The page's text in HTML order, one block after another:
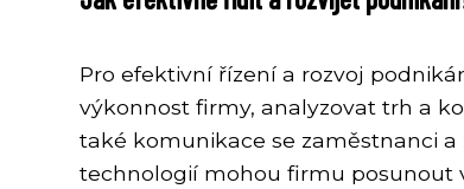
Pro efektivní řízení a rozvoj
výkonnost firmy, analyzovat trh a
také komunikace se zaměstnanci
technologií mohou firmu posunout